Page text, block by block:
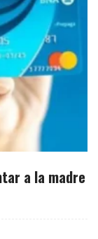
a la madre